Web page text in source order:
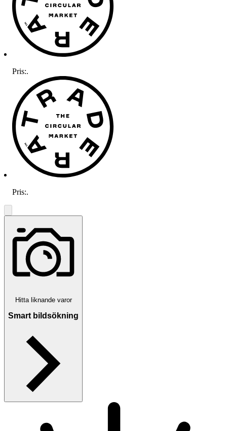
Pris:.
Pris:.
Hitta liknande varor
Smart bildsökning